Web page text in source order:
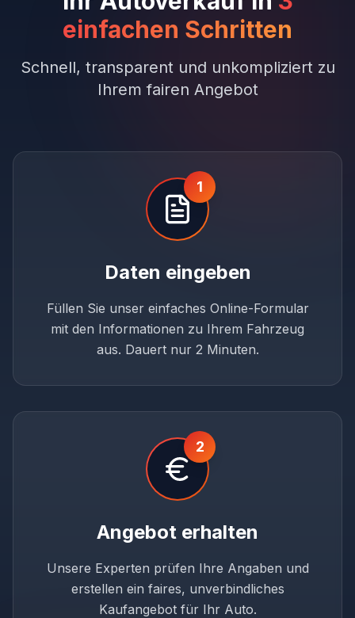
einfachen Schritten
Schnell, transparent und unkompliziert zu
Ihrem fairen Angebot
1
Daten eingeben
Füllen Sie unser einfaches Online-Formular
mit den Informationen zu Ihrem Fahrzeug
aus. Dauert nur 2 Minuten.
2
Angebot erhalten
Unsere Experten prüfen Ihre Angaben und
erstellen ein faires, unverbindliches
Kaufangebot für Ihr Auto.